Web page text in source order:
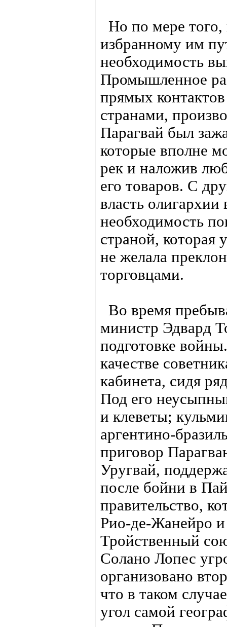
Но по мере
избранному им
необходимость
Промышленное
прямых
странами,
Парагвай был
которые вполне
рек и наложив
его товаров. С
власть олигархии
необходимость
страной, которая
не желала
торговцами.
Во время
министр Эдвард
подготовке
качестве
кабинета, сидя
Под его
и клеветы;
аргентино-
приговор
Уругвай,
после бойни в
правительство,
Рио-де-Жанейро и
Тройственный
Солано Лопес
организовано
что в таком
угол самой